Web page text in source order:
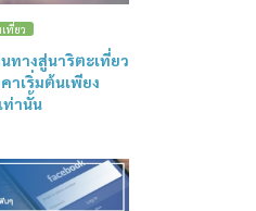
ที่ยว
ทางสู่นาริตะเที่ยว
าเริ่มต้นเพียง
ท่านั้น